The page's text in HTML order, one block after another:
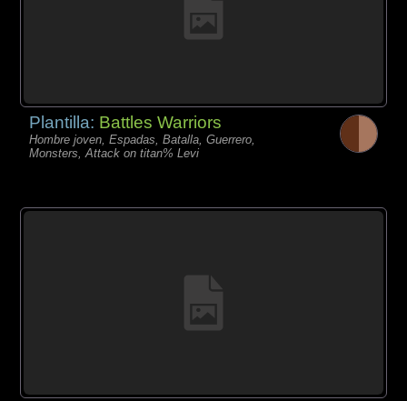
Plantilla: Battles Warriors
Hombre joven, Espadas, Batalla, Guerrero,
Monsters, Attack on titan% Levi